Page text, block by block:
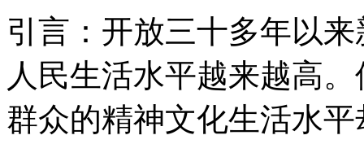
引言：开放三十多年以
人民生活水平越来越高
群众的精神文化生活水